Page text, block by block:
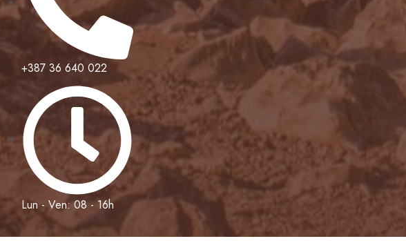
+387 36 640 022
Lun - Ven: 08 - 16h